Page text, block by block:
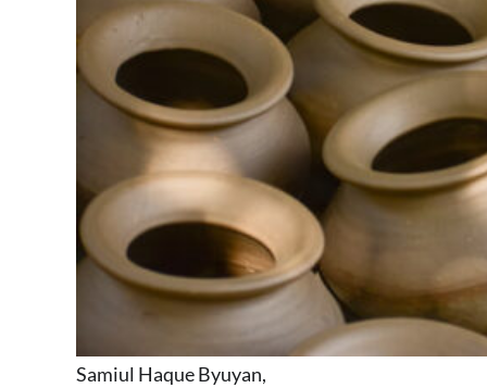
Samiul Haque Byuyan,